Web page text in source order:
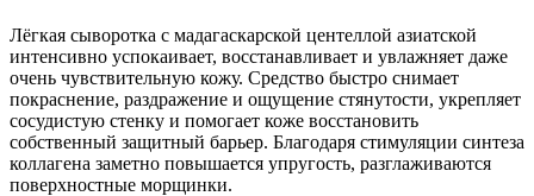
Лёгкая сыворотка с мадагаскарской центеллой азиатской
интенсивно успокаивает, восстанавливает и увлажняет даже
очень чувствительную кожу. Средство быстро снимает
покраснение, раздражение и ощущение стянутости, укрепляет
сосудистую стенку и помогает коже восстановить
собственный защитный барьер. Благодаря стимуляции синтеза
коллагена заметно повышается упругость, разглаживаются
поверхностные морщинки.